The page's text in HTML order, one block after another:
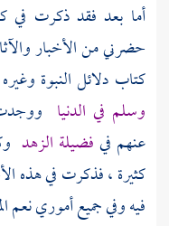
أما بعد فقد ذكرت في
حضرني من الأخبار
كتاب دلائل النبوة وغيره
وسلم في الدنيا
عنهم فيفضيلة الزهد
كثيرة ، فذكرت في هذه
فيه وفي جميع أموري نعم